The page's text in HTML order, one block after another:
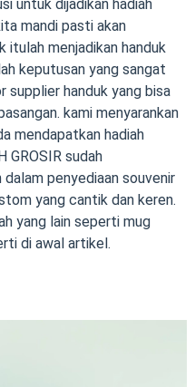
untuk dijadikan hadiah
mandi pasti akan
itulah menjadikan handuk
keputusan yang sangat
supplier handuk yang bisa
kami menyarankan
mendapatkan hadiah
GROSIR sudah
penyediaan souvenir
yang cantik dan keren.
yang lain seperti mug
di awal artikel.